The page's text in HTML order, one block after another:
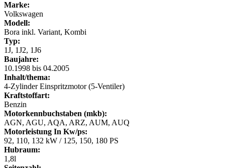
Marke:
Volkswagen
Modell:
Bora inkl. Variant, Kombi
Typ:
1J, 1J2, 1J6
Baujahre:
10.1998 bis 04.2005
Inhalt/thema:
4-Zylinder Einspritzmotor (5-Ventiler)
Kraftstoffart:
Benzin
Motorkennbuchstaben (mkb):
AGN, AGU, AQA, ARZ, AUM, AUQ
Motorleistung In Kw/ps:
92, 110, 132 kW / 125, 150, 180 PS
Hubraum:
1,8l